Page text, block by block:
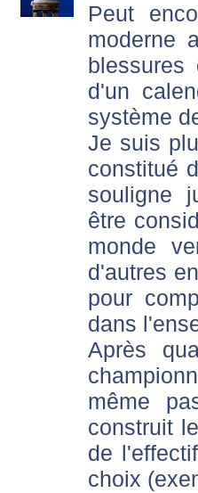
Peut
moderne
d'un
système
Je suis
constitué
souligne
être
monde
d'autres
pour
dans
Après
même
construit
de
choix